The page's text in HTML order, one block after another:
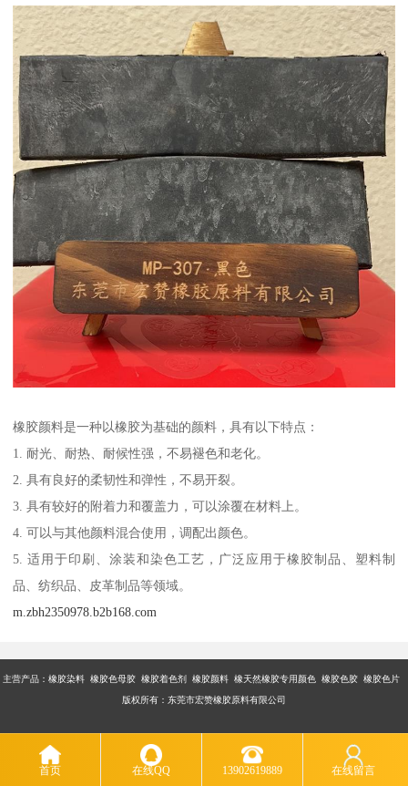
橡胶颜料是一种以橡胶为基础的颜料，具有以下特点：
1. 耐光、耐热、耐候性强，不易褪色和老化。
2. 具有良好的柔韧性和弹性，不易开裂。
3. 具有较好的附着力和覆盖力，可以涂覆在材料上。
4. 可以与其他颜料混合使用，调配出颜色。
5. 适用于印刷、涂装和染色工艺，广泛应用于橡胶制品、塑料制
品、纺织品、皮革制品等领域。
m.zbh2350978.b2b168.com
主营产品：橡胶染料 橡胶色母胶 橡胶着色剂 橡胶颜料 橡天然橡胶专用颜色 橡胶色胶 橡胶色片
版权所有：东莞市宏赞橡胶原料有限公司
首页 在线QQ 13902619889 在线留言